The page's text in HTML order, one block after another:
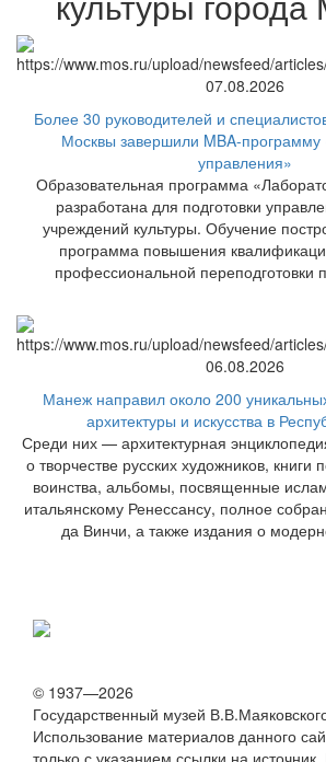
07.08.2026
Более 30 руководителей и
Москвы завершили MBA-программу
управления»
Образовательная программа
разработана для подготовки
учреждений культуры. Обучение
программа повышения
профессиональной переподготовки
06.08.2026
Манеж направил около 200
архитектуры и искусства в
Среди них — архитектурная
о творчестве русских художников, книги
воинства, альбомы, посвященные
итальянскому Ренессансу, полное
да Винчи, а также издания о
© 1937—2026
Государственный музей
Использование материалов данного
только с указанием ссылки на